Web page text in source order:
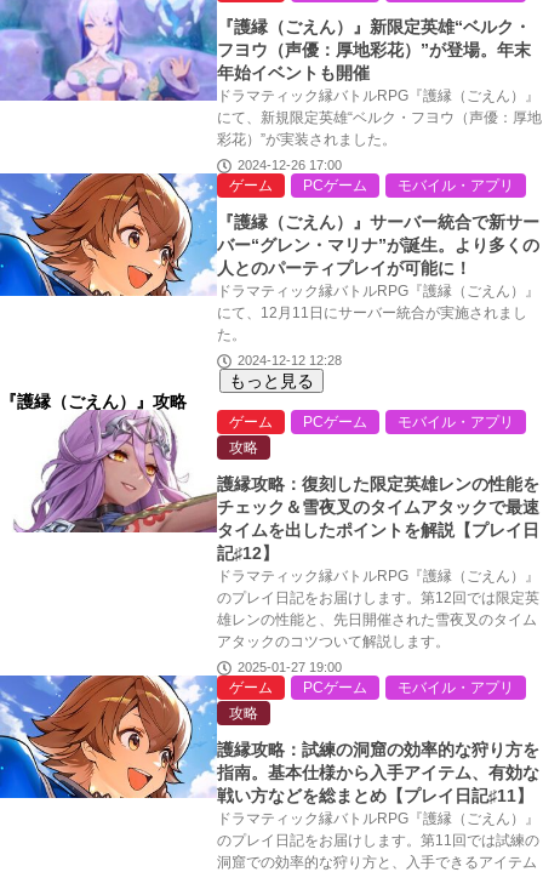
『護縁（ごえん）』新限定英雄“ベルク・
フヨウ（声優：厚地彩花）”が登場。年末
年始イベントも開催
ドラマティック縁バトルRPG『護縁（ごえん）』
にて、新規限定英雄“ベルク・フヨウ（声優：厚地
彩花）”が実装されました。
2024-12-26 17:00
ゲーム PCゲーム モバイル・アプリ
『護縁（ごえん）』サーバー統合で新サー
バー“グレン・マリナ”が誕生。より多くの
人とのパーティプレイが可能に！
ドラマティック縁バトルRPG『護縁（ごえん）』
にて、12月11日にサーバー統合が実施されまし
た。
2024-12-12 12:28
もっと見る
『護縁（ごえん）』攻略
ゲーム PCゲーム
モバイル・アプリ
攻略
護縁攻略：復刻した限定英雄レンの性能を
チェック＆雪夜叉のタイムアタックで最速
タイムを出したポイントを解説【プレイ日
記♯12】
ドラマティック縁バトルRPG『護縁（ごえん）』
のプレイ日記をお届けします。第12回では限定英
雄レンの性能と、先日開催された雪夜叉のタイム
アタックのコツついて解説します。
2025-01-27 19:00
ゲーム PCゲーム
モバイル・アプリ
攻略
護縁攻略：試練の洞窟の効率的な狩り方を
指南。基本仕様から入手アイテム、有効な
戦い方などを総まとめ【プレイ日記♯11】
ドラマティック縁バトルRPG『護縁（ごえん）』
のプレイ日記をお届けします。第11回では試練の
洞窟での効率的な狩り方と、入手できるアイテム